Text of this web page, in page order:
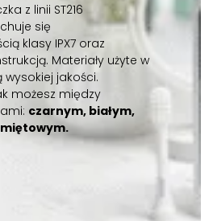
z linii ST216
się
klasy IPX7 oraz
Materiały użyte w
jakości.
możesz między
czarnym, białym,